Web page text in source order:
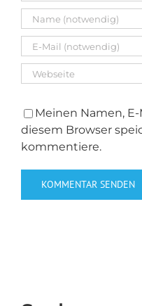
Meinen Namen,
diesem Browser
kommentiere.